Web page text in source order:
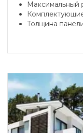
Максимальный
Толщина